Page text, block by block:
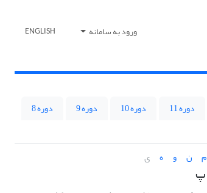
ورود به سامانه ENGLISH
دوره 11 دوره 10 دوره 9
دوره 8
م ن و ه ی
پ